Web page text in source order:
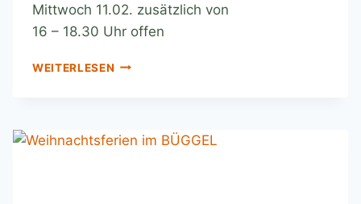
Mittwoch 11.02. zusätzlich von
16 – 18.30 Uhr offen
WEITERLESEN